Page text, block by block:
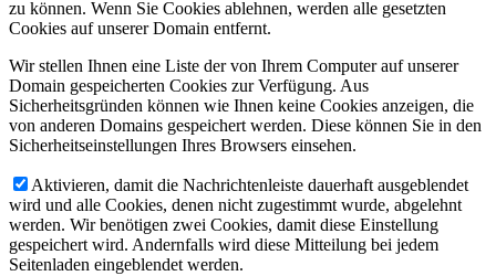
zu können. Wenn Sie Cookies ablehnen, werden alle gesetzten
Cookies auf unserer Domain entfernt.
Wir stellen Ihnen eine Liste der von Ihrem Computer auf unserer
Domain gespeicherten Cookies zur Verfügung. Aus
Sicherheitsgründen können wie Ihnen keine Cookies anzeigen, die
von anderen Domains gespeichert werden. Diese können Sie in den
Sicherheitseinstellungen Ihres Browsers einsehen.
Aktivieren, damit die Nachrichtenleiste dauerhaft ausgeblendet
wird und alle Cookies, denen nicht zugestimmt wurde, abgelehnt
werden. Wir benötigen zwei Cookies, damit diese Einstellung
gespeichert wird. Andernfalls wird diese Mitteilung bei jedem
Seitenladen eingeblendet werden.